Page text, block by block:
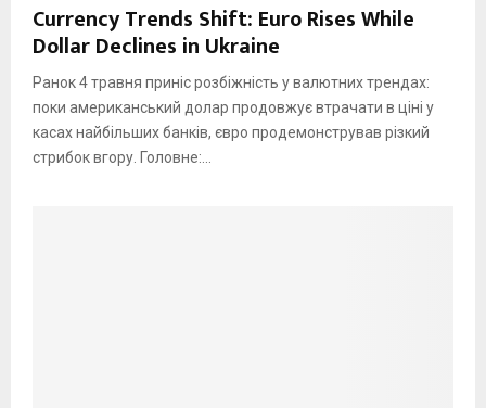
Currency Trends Shift: Euro Rises While
Dollar Declines in Ukraine
Ранок 4 травня приніс розбіжність у валютних трендах:
поки американський долар продовжує втрачати в ціні у
касах найбільших банків, євро продемонстрував різкий
стрибок вгору. Головне:...